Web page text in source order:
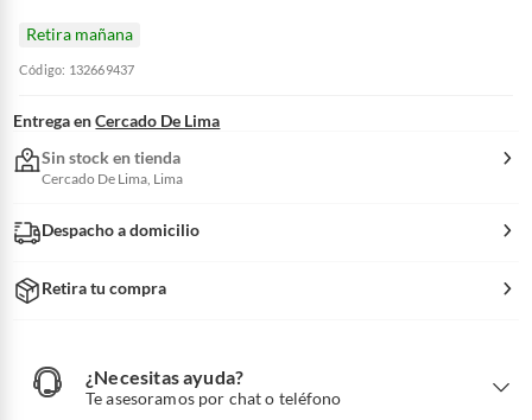
Retira mañana
Código: 132669437
Entrega en Cercado De Lima
Sin stock en tienda
Cercado De Lima, Lima
Despacho a domicilio
Retira tu compra
¿Necesitas ayuda?
Te asesoramos por chat o teléfono
N